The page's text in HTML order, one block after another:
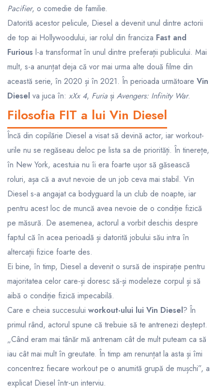
Pacifier, o comedie de familie.
Datorită acestor pelicule, Diesel a devenit unul dintre actorii
de top ai Hollywoodului, iar rolul din franciza Fast and
Furious l-a transformat în unul dintre preferații publicului. Mai
mult, s-a anunțat deja că vor mai urma alte două filme din
această serie, în 2020 și în 2021. În perioada următoare Vin
Diesel va juca în: xXx 4, Furia și Avengers: Infinity War.
Filosofia FIT a lui Vin Diesel
Încă din copilărie Diesel a visat să devină actor, iar workout-
urile nu se regăseau deloc pe lista sa de priorități. În tinerețe,
în New York, acestuia nu îi era foarte ușor să găsească
roluri, așa că a avut nevoie de un job ceva mai stabil. Vin
Diesel s-a angajat ca bodyguard la un club de noapte, iar
pentru acest loc de muncă avea nevoie de o condiție fizică
pe măsură. De asemenea, actorul a vorbit deschis despre
faptul că în acea perioadă și datorită jobului său intra în
altercații fizice foarte des.
Ei bine, în timp, Diesel a devenit o sursă de inspirație pentru
majoritatea celor care-și doresc să-și modeleze corpul și să
aibă o condiție fizică impecabilă.
Care e cheia succesului workout-ului lui Vin Diesel? În
primul rând, actorul spune că trebuie să te antrenezi deștept.
„Când eram mai tânăr mă antrenam cât de mult puteam ca să
iau cât mai mult în greutate. În timp am renunțat la asta și îmi
concentrez fiecare workout pe o anumită grupă de mușchi”, a
explicat Diesel într-un interviu.